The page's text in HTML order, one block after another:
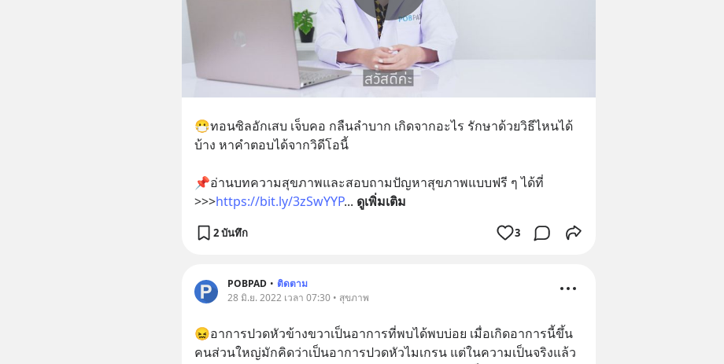
😷ทอนซิลอักเสบ เจ็บคอ กลืนลำบาก เกิดจากอะไร รักษาด้วยวิธีไหนได้
บ้าง หาคำตอบได้จากวิดีโอนี้
📌อ่านบทความสุขภาพและสอบถามปัญหาสุขภาพแบบฟรี ๆ ได้ที่
>>>https://bit.ly/3zSwYYP... ดูเพิ่มเติม
2 บันทึก 3
POBPAD • ติดตาม
28 มิ.ย. 2022 เวลา 07:30 • สุขภาพ
😖อาการปวดหัวข้างขวาเป็นอาการที่พบได้พบบ่อย เมื่อเกิดอาการนี้ขึ้น
คนส่วนใหญ่มักคิดว่าเป็นอาการปวดหัวไมเกรน แต่ในความเป็นจริงแล้ว